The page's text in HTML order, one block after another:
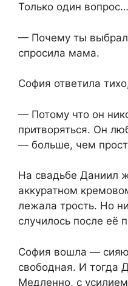
Только один вопрос…
— Почему ты
спросила мама.
София ответила
— Потому что он
притворяться. Он
— больше, чем
На свадьбе Даниил
аккуратном
лежала трость. Но
случилось после её
София вошла —
свободная. И тогда
Медленно, с